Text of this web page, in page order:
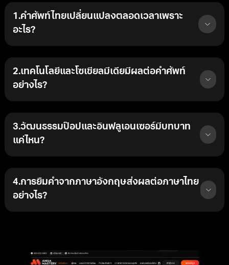
1.คำศัพท์ไทยเปลี่ยนแปลงตลอดเวลาเพราะ
อะไร?
2.เทคโนโลยีและโซเชียลมีเดียมีผลต่อคำศัพท์
อย่างไร?
3.วัฒนธรรมป๊อปและอินฟลูเอนเซอร์มีบทบาท
แค่ไหน?
4.การยืมคำจากภาษาอังกฤษส่งผลต่อภาษาไทย
อย่างไร?